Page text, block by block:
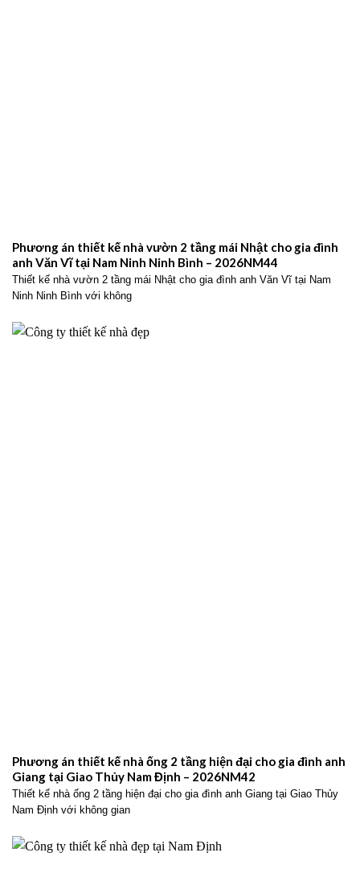
Phương án thiết kế nhà vườn 2 tầng mái Nhật cho gia đình
anh Văn Vĩ tại Nam Ninh Ninh Bình – 2026NM44
Thiết kế nhà vườn 2 tầng mái Nhật cho gia đình anh Văn Vĩ tại Nam
Ninh Ninh Bình với không
Phương án thiết kế nhà ống 2 tầng hiện đại cho gia đình anh
Giang tại Giao Thủy Nam Định – 2026NM42
Thiết kế nhà ống 2 tầng hiện đại cho gia đình anh Giang tại Giao Thủy
Nam Định với không gian